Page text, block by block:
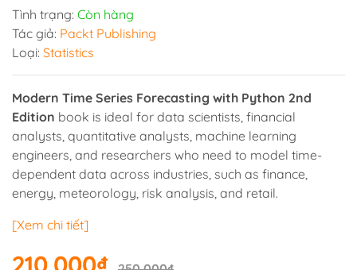
Tình trạng: Còn hàng
Tác giả: Packt Publishing
Loại: Statistics
Modern Time Series Forecasting with Python 2nd
Edition book is ideal for data scientists, financial
analysts, quantitative analysts, machine learning
engineers, and researchers who need to model time-
dependent data across industries, such as finance,
energy, meteorology, risk analysis, and retail.
[Xem chi tiết]